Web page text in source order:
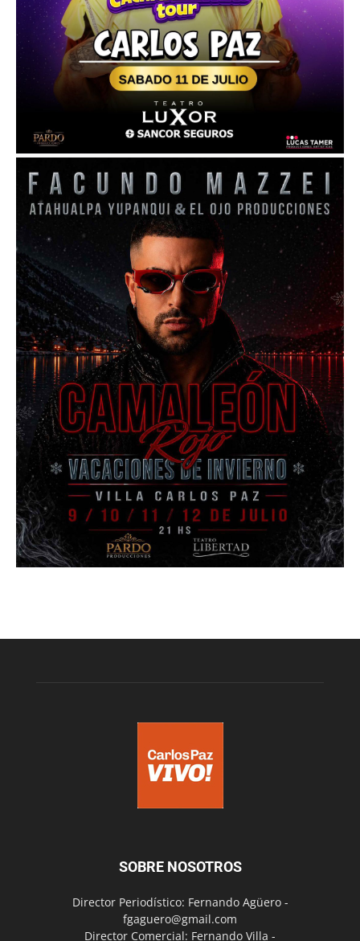
SOBRE NOSOTROS
Director Periodístico: Fernando Agüero -
fgaguero@gmail.com
Director Comercial: Fernando Villa -